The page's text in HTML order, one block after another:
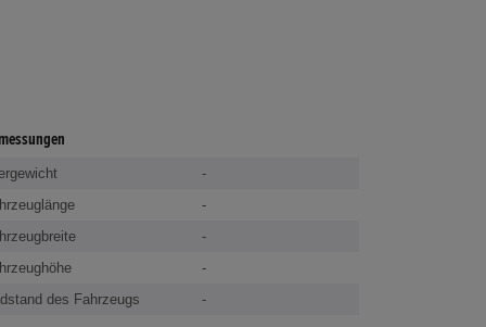
-
-
-
-
des Fahrzeugs
-